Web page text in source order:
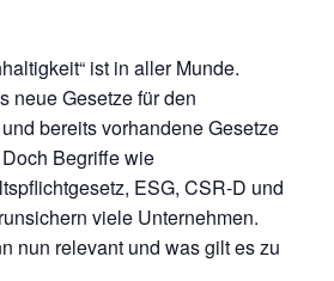
ist in aller Munde.
neue Gesetze für den
bereits vorhandene Gesetze
Begriffe wie
ESG, CSR-D und
viele Unternehmen.
nun relevant und was gilt es zu